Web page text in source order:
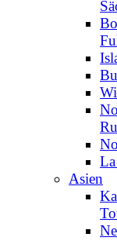
Asien